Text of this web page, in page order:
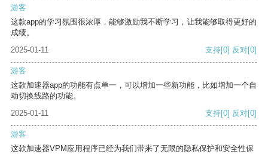
游客
这款app的学习氛围很浓厚，能够激励我不断学习，让我能够取得更好的
成绩。
2025-01-11
支持[0] 反对[0]
游客
这款加速器app的功能有点单一，可以增加一些新功能，比如增加一个自
动切换线路的功能。
2025-01-11
支持[0] 反对[0]
游客
这款加速器VPM应用程序已经为我们带来了无限的隐私保护和安全性保